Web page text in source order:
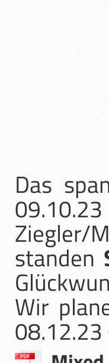
Das
Ziegler/
standen
Wir